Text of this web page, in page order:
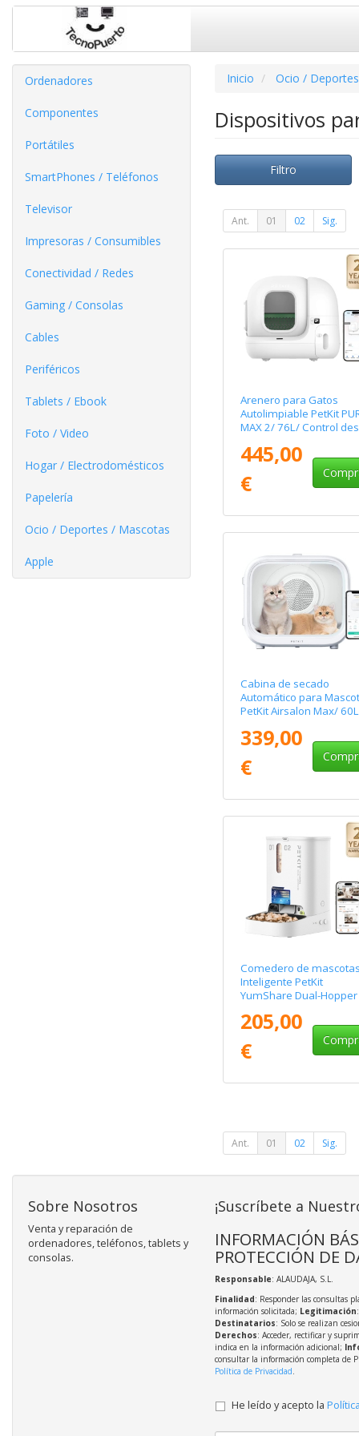
Ordenadores
Componentes
Portátiles
SmartPhones / Teléfonos
Televisor
Impresoras / Consumibles
Conectividad / Redes
Gaming / Consolas
Cables
Periféricos
Tablets / Ebook
Foto / Video
Hogar / Electrodomésticos
Papelería
Ocio / Deportes / Mascotas
Apple
Inicio Ocio /
Dispositivos
Filtro
Ant. 01 02 Sig.
Arenero para Gatos
Autolimpiable PetKit
MAX 2/ 76L/ Control
445,00
€
Cabina de secado
Automático para
PetKit Airsalon Max/
339,00
€
Comedero de
Inteligente PetKit
YumShare Dual-
Micrófono
205,00
€
Ant. 01 02 Sig.
Sobre Nosotros
Venta y reparación de
ordenadores, teléfonos, tablets y
consolas.
¡Suscríbete a
INFORMACIÓN
PROTECCIÓN DE
Responsable: ALAUDAJA, S.L.
Finalidad: Responder las consultas
información solicitada; Legitimación
Destinatarios: Solo se realizan
Derechos: Acceder, rectificar y
indica en la información adicional;
consultar la información completa de
Política de Privacidad.
He leído y acepto la